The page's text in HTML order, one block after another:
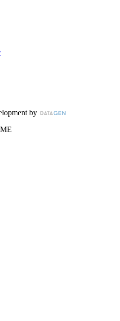
by